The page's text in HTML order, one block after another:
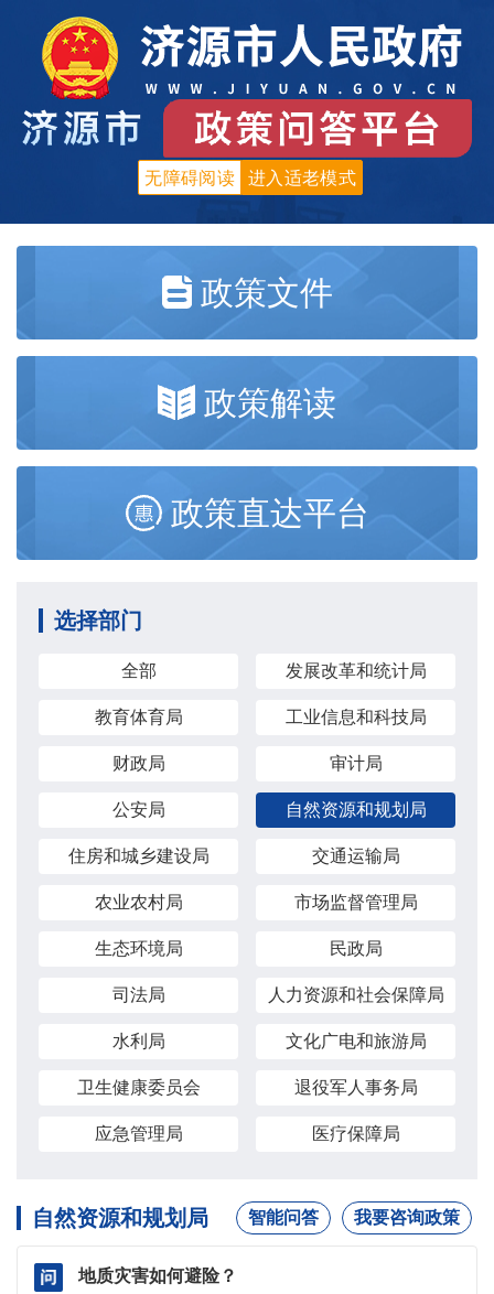
进入适老模式
无障碍阅读
政策文件
政策解读
政策直达平台
选择部门
全部 发展改革和统计局
教育体育局 工业信息和科技局
财政局 审计局
公安局 自然资源和规划局
住房和城乡建设局 交通运输局
农业农村局 市场监督管理局
生态环境局 民政局
司法局 人力资源和社会保障局
水利局 文化广电和旅游局
卫生健康委员会 退役军人事务局
应急管理局 医疗保障局
自然资源和规划局 智能问答 我要咨询政策
地质灾害如何避险？